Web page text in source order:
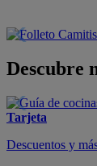
Descubre
Tarjeta
Descuentos y